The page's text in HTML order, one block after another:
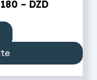
– DZD